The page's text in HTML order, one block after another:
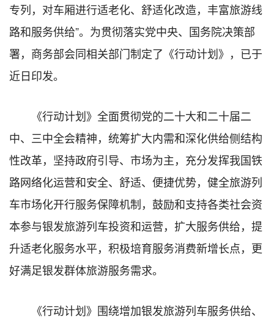
专列，对车厢进行适老化、舒适化改造，丰富旅游线
路和服务供给”。为贯彻落实党中央、国务院决策部
署，商务部会同相关部门制定了《行动计划》，已于
近日印发。
《行动计划》全面贯彻党的二十大和二十届二
中、三中全会精神，统筹扩大内需和深化供给侧结构
性改革，坚持政府引导、市场为主，充分发挥我国铁
路网络化运营和安全、舒适、便捷优势，健全旅游列
车市场化开行服务保障机制，鼓励和支持各类社会资
本参与银发旅游列车投资和运营，扩大服务供给，提
升适老化服务水平，积极培育服务消费新增长点，更
好满足银发群体旅游服务需求。
《行动计划》围绕增加银发旅游列车服务供给、